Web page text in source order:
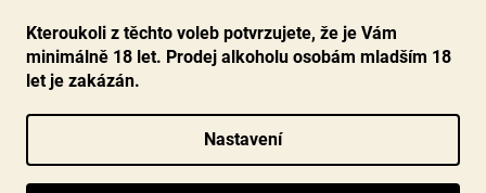
Kteroukoli z těchto voleb potvrzujete, že je Vám
minimálně 18 let. Prodej alkoholu osobám mladším 18
let je zakázán.
Nastavení
Copyright 2026www.ocenenavina.cz. Všechna práva vyhrazena.